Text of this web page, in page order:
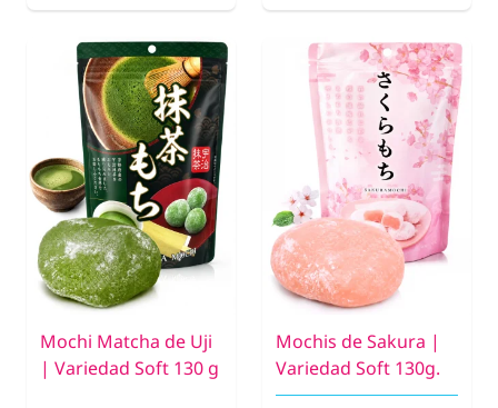
Mochi Matcha de Uji
| Variedad Soft 130 g
Mochis de Sakura |
Variedad Soft 130g.